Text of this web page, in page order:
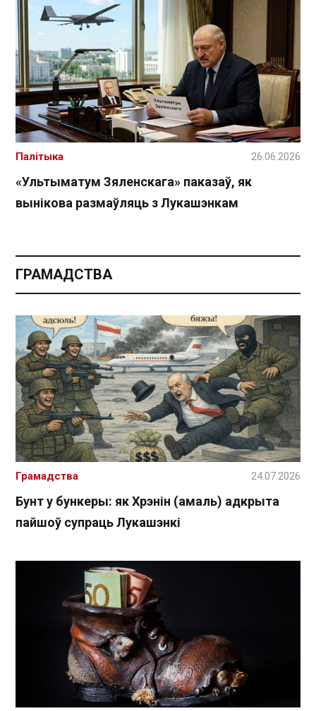
«Ультыматум Зяленскага» паказаў, як
вынікова размаўляць з Лукашэнкам
Палітыка 26.06.2026
ГРАМАДСТВА
Бунт у бункеры: як Хрэнін (амаль) адкрыта
пайшоў супраць Лукашэнкі
Грамадства 24.07.2026